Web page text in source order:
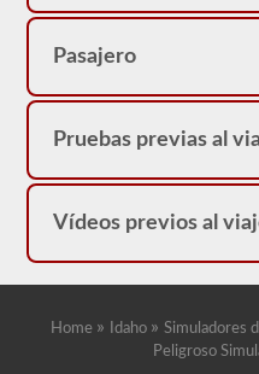
Pasajero
Pruebas previas al
Vídeos previos al
Home » Idaho » Simuladores
Peligroso